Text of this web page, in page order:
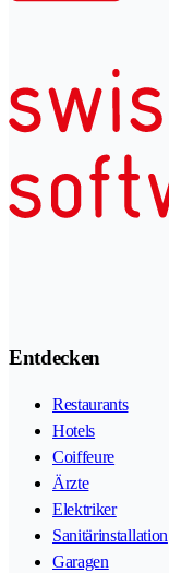
Entdecken
Restaurants
Hotels
Coiffeure
Ärzte
Elektriker
Sanitärinstallation
Garagen